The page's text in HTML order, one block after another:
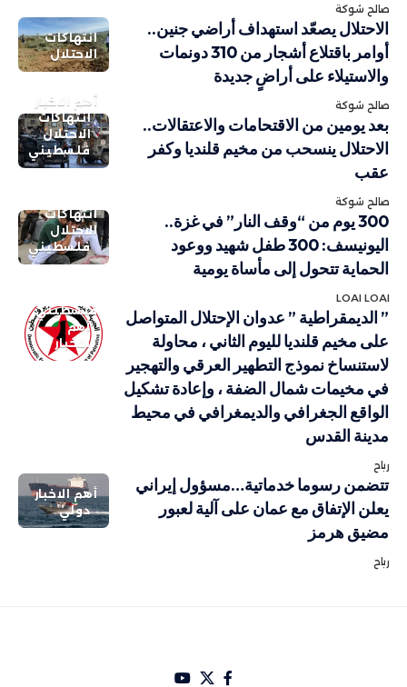
صالح شوكة
انتهاكات
الاحتلال
الاحتلال يصعّد استهداف أراضي جنين..
أوامر باقتلاع أشجار من 310 دونمات
والاستيلاء على أراضٍ جديدة
صالح شوكة
أهم الاخبار
انتهاكات
الاحتلال
فلسطيني
بعد يومين من الاقتحامات والاعتقالات..
الاحتلال ينسحب من مخيم قلنديا وكفر
عقب
صالح شوكة
انتهاكات
الاحتلال
فلسطيني
300 يوم من “وقف النار” في غزة..
اليونيسف: 300 طفل شهيد ووعود
الحماية تتحول إلى مأساة يومية
LOAI LOAI
فلسطيني
أهم
الاخبار
” الديمقراطية ” عدوان الإحتلال المتواصل
على مخيم قلنديا لليوم الثاني ، محاولة
لاستنساخ نموذج التطهير العرقي والتهجير
في مخيمات شمال الضفة ، وإعادة تشكيل
الواقع الجغرافي والديمغرافي في محيط
مدينة القدس
رباح
أهم الاخبار
دولي
تتضمن رسوما خدماتية…مسؤول إيراني
يعلن الإتفاق مع عمان على آلية لعبور
مضيق هرمز
رباح